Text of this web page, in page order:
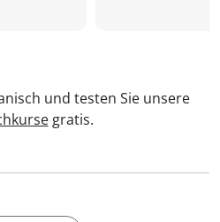
und testen Sie unsere
gratis.